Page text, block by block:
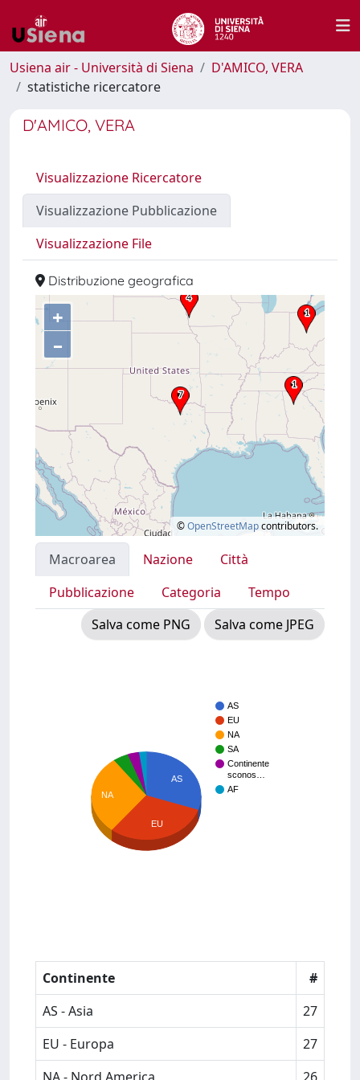
Usiena air - Università di Siena
D'AMICO, VERA
statistiche ricercatore
D'AMICO, VERA
Visualizzazione Ricercatore
Visualizzazione Pubblicazione
Visualizzazione File
Distribuzione geografica
+
–
©OpenStreetMapcontributors.
Macroarea Nazione
Città
Pubblicazione
Categoria
Tempo
Salva come PNG
Salva come JPEG
AS
EU
NA
SA
Continente
sconos…
AF
AS
NA
EU
Continente
#
AS - Asia
27
EU - Europa
27